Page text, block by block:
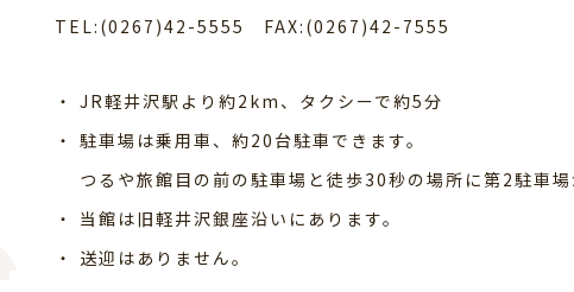
TEL:(0267)42-5555 FAX:(0267)42-7555
・ JR軽井沢駅より約2km、タクシーで約5分
・ 駐車場は乗用車、約20台駐車できます。
つるや旅館目の前の駐車場と徒歩30秒の場所に第2駐車場
・ 当館は旧軽井沢銀座沿いにあります。
・ 送迎はありません。